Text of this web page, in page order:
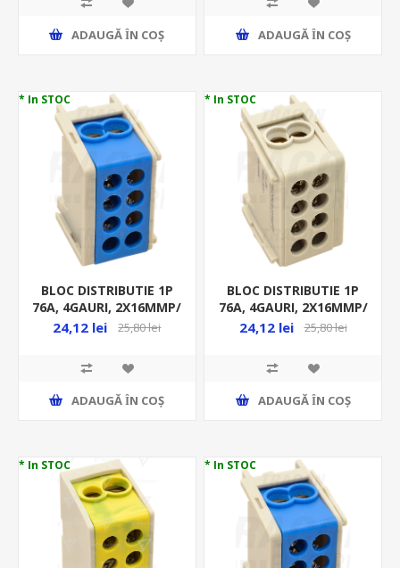
ADAUGĂ ȊN COŞ ADAUGĂ ȊN COŞ
* In STOC
BLOC DISTRIBUTIE 1P
76A, 4GAURI, 2X16MMP/
2X10MMP, ALBASTRU
24,12 lei 25,80 lei
ADAUGĂ ȊN COŞ
* In STOC
BLOC DISTRIBUTIE 1P
76A, 4GAURI, 2X16MMP/
2X10MMP, GRI FLE-16
24,12 lei 25,80 lei
ADAUGĂ ȊN COŞ
* In STOC * In STOC